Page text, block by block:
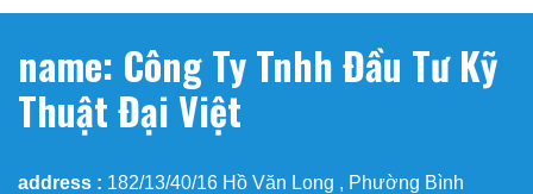
name: Công Ty Tnhh Đầu Tư Kỹ
Thuật Đại Việt
address : 182/13/40/16 Hồ Văn Long , Phường Bình